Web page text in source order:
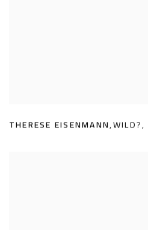
THERESE EISENMANN,WILD?,